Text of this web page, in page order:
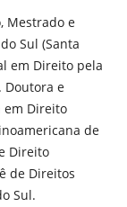
Mestrado e
Sul (Santa
em Direito pela
Doutora e
em Direito
de
Direito
de Direitos
Sul.